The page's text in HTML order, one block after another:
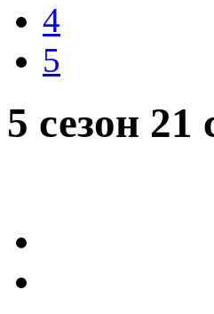
4
5
5 сезон